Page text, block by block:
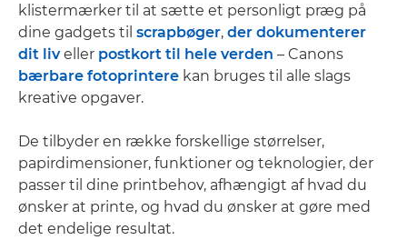
klistermærker til at sætte et personligt præg på
dine gadgets til scrapbøger, der dokumenterer
dit liveller postkort til hele verden – Canons
bærbare fotoprintere kan bruges til alle slags
kreative opgaver.
De tilbyder en række forskellige størrelser,
papirdimensioner, funktioner og teknologier, der
passer til dine printbehov, afhængigt af hvad du
ønsker at printe, og hvad du ønsker at gøre med
det endelige resultat.